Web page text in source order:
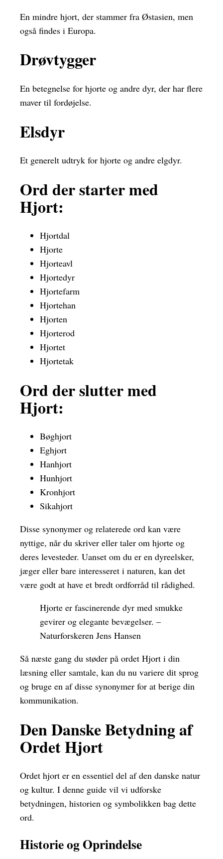
En mindre hjort, der stammer fra Østasien, men
også findes i Europa.
Drøvtygger
En betegnelse for hjorte og andre dyr, der har flere
maver til fordøjelse.
Elsdyr
Et generelt udtryk for hjorte og andre elgdyr.
Ord der starter med
Hjort:
Hjortdal
Hjorte
Hjorteavl
Hjortedyr
Hjortefarm
Hjortehan
Hjorten
Hjorterod
Hjortet
Hjortetak
Ord der slutter med
Hjort:
Bøghjort
Eghjort
Hanhjort
Hunhjort
Kronhjort
Sikahjort
Disse synonymer og relaterede ord kan være
nyttige, når du skriver eller taler om hjorte og
deres levesteder. Uanset om du er en dyreelsker,
jæger eller bare interesseret i naturen, kan det
være godt at have et bredt ordforråd til rådighed.
Hjorte er fascinerende dyr med smukke
gevirer og elegante bevægelser. –
Naturforskeren Jens Hansen
Så næste gang du støder på ordet Hjort i din
læsning eller samtale, kan du nu variere dit sprog
og bruge en af disse synonymer for at berige din
kommunikation.
Den Danske Betydning af
Ordet Hjort
Ordet hjort er en essentiel del af den danske natur
og kultur. I denne guide vil vi udforske
betydningen, historien og symbolikken bag dette
ord.
Historie og Oprindelse